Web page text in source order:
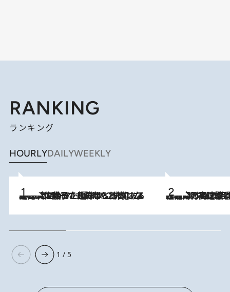
RANKING
ランキング
HOURLYDAILYWEEKLY
2026.8.5
【阿川佐和子さんの年とる力】なぜ70代で始めた趣味は“こんなに楽しい”のか？ ピアノ、俳句…スランプに陥っても続けられる“ある秘訣”とは 2026.8.7
「湘南乃風に憧れて」観客大盛上がりの“タオル回し”に、ラッパー顔負けの高速歌唱まで…さだまさし（74）のアグレッシブすぎる現在地
1 / 5